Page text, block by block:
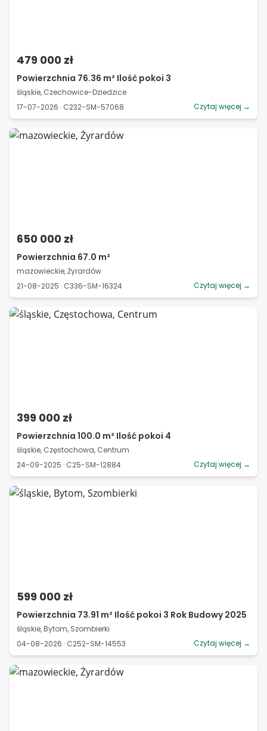
479 000 zł
Powierzchnia 76.36 m² Ilość pokoi 3
śląskie, Czechowice-Dziedzice
17-07-2026 · C232-SM-57068
Czytaj więcej →
650 000 zł
Powierzchnia 67.0 m²
mazowieckie, Żyrardów
21-08-2025 · C336-SM-16324
Czytaj więcej →
399 000 zł
Powierzchnia 100.0 m² Ilość pokoi 4
śląskie, Częstochowa, Centrum
24-09-2025 · C25-SM-12884
Czytaj więcej →
599 000 zł
Powierzchnia 73.91 m² Ilość pokoi 3 Rok Budowy 2025
śląskie, Bytom, Szombierki
04-08-2026 · C252-SM-14553
Czytaj więcej →